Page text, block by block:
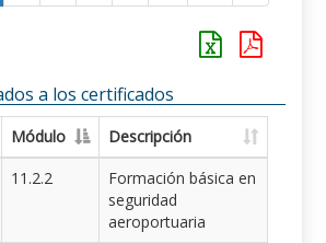
a los certificados
Módulo
Descripción
11.2.2
Formación básica en
seguridad
aeroportuaria